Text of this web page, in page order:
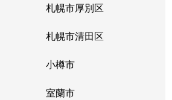
札幌市厚別区
札幌市清田区
小樽市
室蘭市